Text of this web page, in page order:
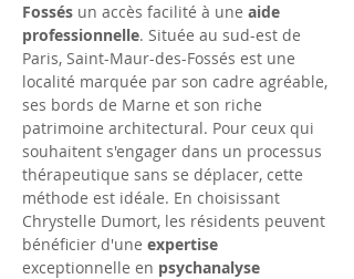
Fossés un accès facilité à une aide
professionnelle. Située au sud-est de
Paris, Saint-Maur-des-Fossés est une
localité marquée par son cadre agréable,
ses bords de Marne et son riche
patrimoine architectural. Pour ceux qui
souhaitent s'engager dans un processus
thérapeutique sans se déplacer, cette
méthode est idéale. En choisissant
Chrystelle Dumort, les résidents peuvent
bénéficier d'une expertise
exceptionnelle en psychanalyse